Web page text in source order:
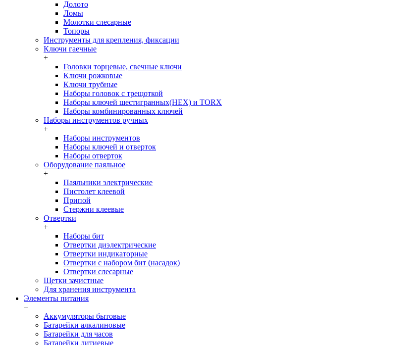
Долото
Ломы
Молотки слесарные
Топоры
Инструменты для крепления, фиксации
Ключи гаечные
+
Головки торцевые, свечные ключи
Ключи рожковые
Ключи трубные
Наборы головок c трещоткой
Наборы ключей шестигранных(HEX) и TORX
Наборы комбинированных ключей
Наборы инструментов ручных
+
Наборы инструментов
Наборы ключей и отверток
Наборы отверток
Оборудование паяльное
+
Паяльники электрические
Пистолет клеевой
Припой
Стержни клеевые
Отвертки
+
Наборы бит
Отвертки диэлектрические
Отвертки индикаторные
Отвертки с набором бит (насадок)
Отвертки слесарные
Щетки зачистные
Для хранения инструмента
Элементы питания
+
Аккумуляторы бытовые
Батарейки алкалиновые
Батарейки для часов
Батарейки литиевые